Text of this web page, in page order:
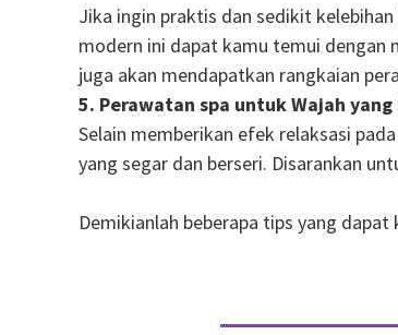
Jika ingin praktis dan sedikit
modern ini dapat kamu temui dengan
juga akan mendapatkan rangkaian
5. Perawatan spa untuk Wajah yang
Selain memberikan efek relaksasi
yang segar dan berseri. Disarankan
Demikianlah beberapa tips yang